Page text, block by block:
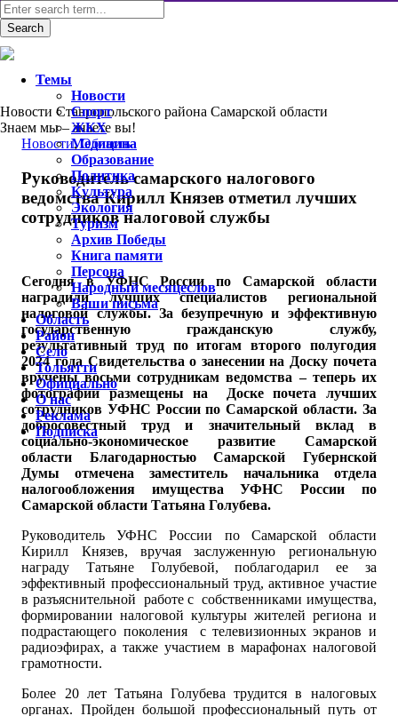
Новости Ставропольского района Самарской области
Знаем мы – знаете вы!
Новости,Область
Руководитель самарского налогового
ведомства Кирилл Князев отметил лучших
сотрудников налоговой службы
Сегодня в УФНС России по Самарской области
наградили лучших специалистов региональной
налоговой службы. За безупречную и эффективную
государственную гражданскую службу,
результативный труд по итогам второго полугодия
2024 года Свидетельства о занесении на Доску почета
вручены восьми сотрудникам ведомства – теперь их
фотографии размещены на Доске почета лучших
сотрудников УФНС России по Самарской области. За
добросовестный труд и значительный вклад в
социально-экономическое развитие Самарской
области Благодарностью Самарской Губернской
Думы отмечена заместитель начальника отдела
налогообложения имущества УФНС России по
Самарской области Татьяна Голубева.
Руководитель УФНС России по Самарской области
Кирилл Князев, вручая заслуженную региональную
награду Татьяне Голубевой, поблагодарил ее за
эффективный профессиональный труд, активное участие
в разъяснительной работе с собственниками имущества,
формировании налоговой культуры жителей региона и
подрастающего поколения с телевизионных экранов и
радиоэфирах, а также участием в марафонах налоговой
грамотности.
Более 20 лет Татьяна Голубева трудится в налоговых
органах. Пройден большой профессиональный путь от
Темы
Новости
Спорт
ЖКХ
Медицина
Образование
Политика
Культура
Экология
Туризм
Архив Победы
Книга памяти
Персона
Народный месяцеслов
Ваши письма
Область
Район
Село
Тольятти
Официально
О нас
Реклама
Подписка